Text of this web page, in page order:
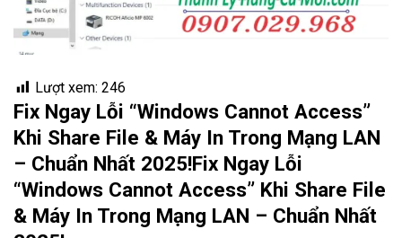
Lượt xem: 246
Fix Ngay Lỗi “Windows Cannot Access”
Khi Share File & Máy In Trong Mạng LAN
– Chuẩn Nhất 2025!Fix Ngay Lỗi
“Windows Cannot Access” Khi Share File
& Máy In Trong Mạng LAN – Chuẩn Nhất